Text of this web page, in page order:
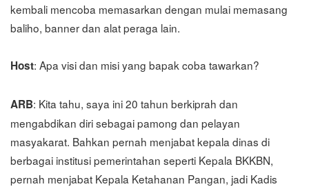
kembali mencoba memasarkan dengan mulai memasang
baliho, banner dan alat peraga lain.
Host: Apa visi dan misi yang bapak coba tawarkan?
ARB: Kita tahu, saya ini 20 tahun berkiprah dan
mengabdikan diri sebagai pamong dan pelayan
masyakarat. Bahkan pernah menjabat kepala dinas di
berbagai institusi pemerintahan seperti Kepala BKKBN,
pernah menjabat Kepala Ketahanan Pangan, jadi Kadis